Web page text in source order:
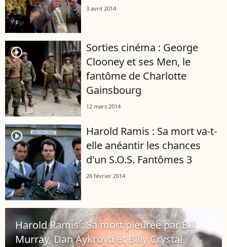
3 avril 2014
player2
Sorties cinéma : George
Clooney et ses Men, le
fantôme de Charlotte
Gainsbourg
12 mars 2014
player2
Harold Ramis : Sa mort va-t-
elle anéantir les chances
d'un S.O.S. Fantômes 3
26 février 2014
Harold Ramis : Sa mort pleurée par Bill
Murray, Dan Aykroyd et Billy Crystal